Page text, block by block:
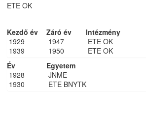
ETE OK
Kezdő év Záró év Intézmény
1929
1947 ETE OK
1939
1950 ETE OK
Év Egyetem
1928
JNME
1930
ETE BNYTK